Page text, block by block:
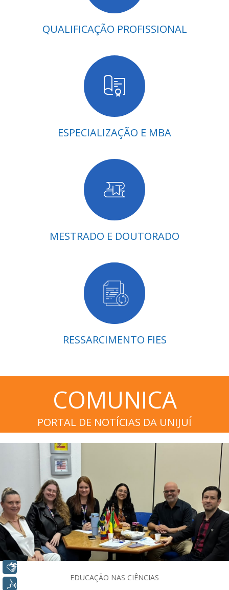
QUALIFICAÇÃO PROFISSIONAL
ESPECIALIZAÇÃO E MBA
MESTRADO E DOUTORADO
RESSARCIMENTO FIES
COMUNICA
PORTAL DE NOTÍCIAS DA UNIJUÍ
EDUCAÇÃO NAS CIÊNCIAS